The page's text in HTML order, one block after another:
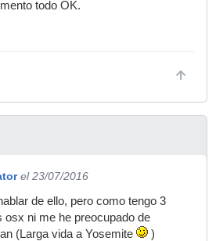
todo OK.
el 23/07/2016
de ello, pero como tengo 3
osx ni me he preocupado de
(Larga vida a Yosemite
)